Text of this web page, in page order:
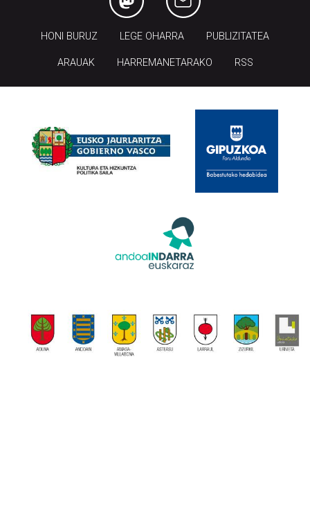
HONI BURUZ LEGE OHARRA PUBLIZITATEA
ARAUAK HARREMANETARAKO RSS